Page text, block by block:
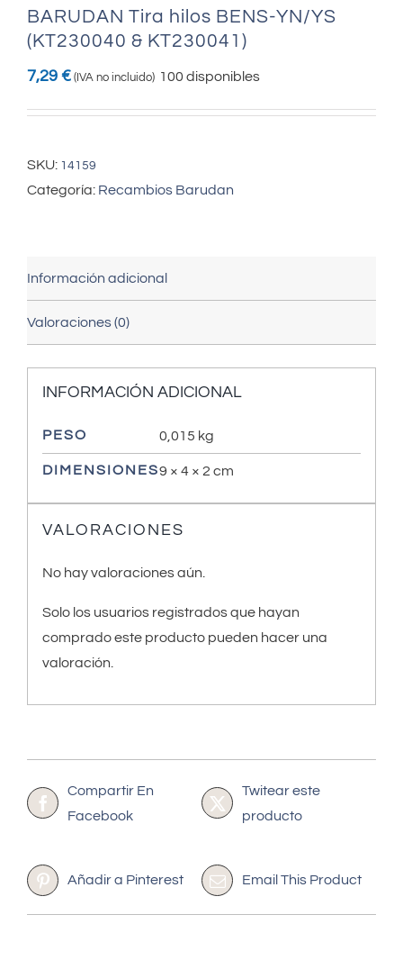
BARUDAN Tira hilos BENS-YN/YS
(KT230040 & KT230041)
7,29 € (IVA no incluido) 100 disponibles
SKU: 14159
Categoría: Recambios Barudan
Información adicional
Valoraciones (0)
INFORMACIÓN ADICIONAL
PESO 0,015 kg
DIMENSIONES9 × 4 × 2 cm
VALORACIONES
No hay valoraciones aún.
Solo los usuarios registrados que hayan
comprado este producto pueden hacer una
valoración.
Compartir En
Facebook
Twitear este
producto
Añadir a Pinterest Email This Product